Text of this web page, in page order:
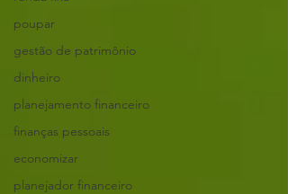
poupar
gestão de patrimônio
dinheiro
planejamento financeiro
finanças pessoais
economizar
planejador financeiro